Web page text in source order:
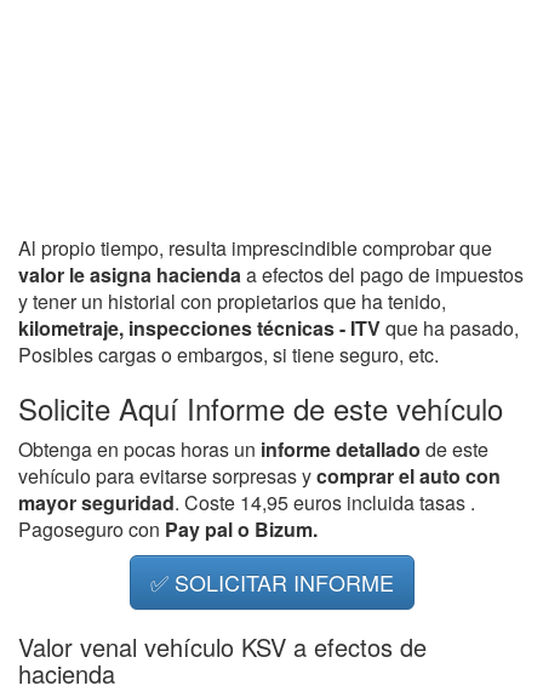
Al propio tiempo, resulta imprescindible comprobar que
valor le asigna haciendaa efectos del pago de impuestos
y tener un historial con propietarios que ha tenido,
kilometraje, inspecciones técnicas - ITVque ha pasado,
Posibles cargas o embargos, si tiene seguro, etc.
Solicite Aquí Informe de este vehículo
Obtenga en pocas horas un informe detallado de este
vehículo para evitarse sorpresas ycomprar el auto con
mayor seguridad. Coste 14,95 euros incluida tasas .
Pagoseguro con Pay pal o Bizum.
✅ SOLICITAR INFORME
Valor venal vehículo KSV a efectos de
hacienda